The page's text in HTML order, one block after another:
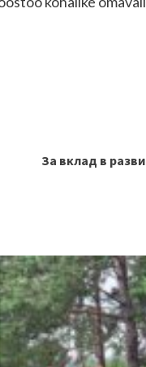
За вклад в